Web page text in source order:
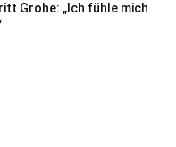
Grohe: „Ich fühle mich